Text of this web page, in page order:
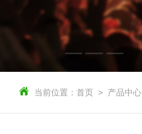
当前位置： 首页 产品中心